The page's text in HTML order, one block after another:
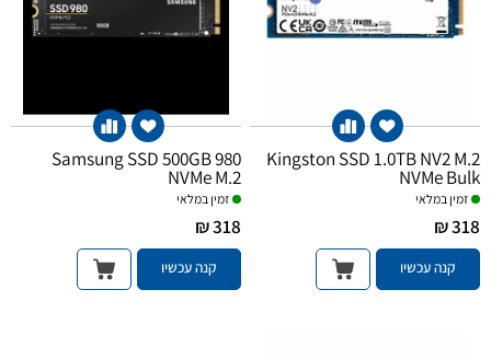
Kingston SSD 1.0TB NV2 M.2
NVMe Bulk
זמין במלאי
318 ₪
קנה עכשיו
Samsung SSD 500GB 980
NVMe M.2
זמין במלאי
318 ₪
קנה עכשיו